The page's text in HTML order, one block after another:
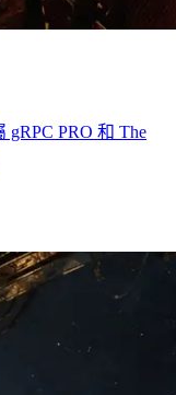
Metal
PRO 和 The